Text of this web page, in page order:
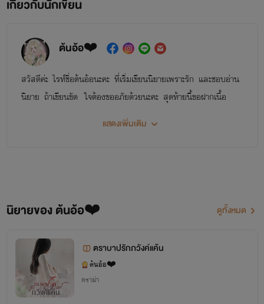
เกี่ยวกับนักเขียน
ต้นอ้อ❤️
สวัสดีค่ะ ไรท์ชื่อต้นอ้อนะคะ ที่เริ่มเขียนนิยายเพราะรัก และชอบอ่าน
นิยาย ถ้าเขียนขัด ใจต้องขออภัยด้วยนะคะ สุดท้ายนี้ขอฝากเนื้อ
ฝากตัวด้วยนะคะ พูดคุยกันได้ที่เฟซบุ๊ค
แสดงเพิ่มเติม
นิยายของ ต้นอ้อ❤️ ดูทั้งหมด
ตราบาปรักภวังค์แค้น
ต้นอ้อ❤️
ดราม่า